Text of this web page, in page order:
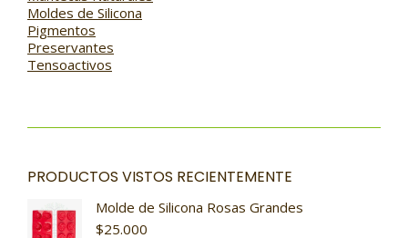
Moldes de Silicona
Pigmentos
Preservantes
Tensoactivos
PRODUCTOS VISTOS RECIENTEMENTE
Molde de Silicona Rosas Grandes
$25.000